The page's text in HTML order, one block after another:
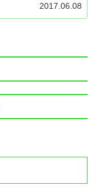
2017.06.08